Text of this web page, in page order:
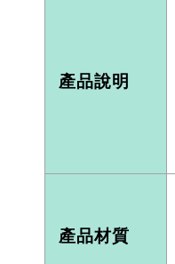
產品說明
產品材質